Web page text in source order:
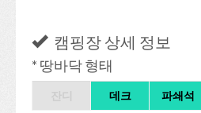
캠핑장 상세 정보
* 땅바닥 형태
데크 파쇄석